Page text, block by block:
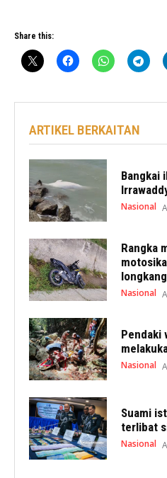
Share this:
ARTIKEL BERKAITAN
Bangkai
Nasional
Rangka
Nasional
Pendaki
Nasional
Suami
terlibat
Nasional